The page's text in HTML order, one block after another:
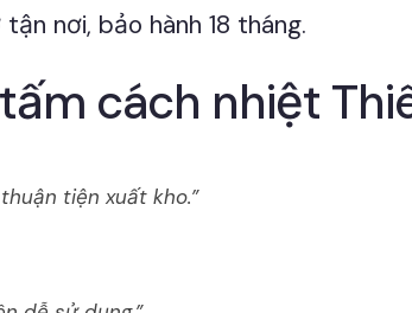
nơi, bảo hành 18 tháng.
cách nhiệt
tiện xuất kho.”